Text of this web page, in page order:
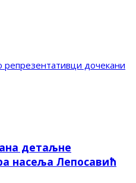
репрезентативци дочекани
детаљне
насеља Лепосавић